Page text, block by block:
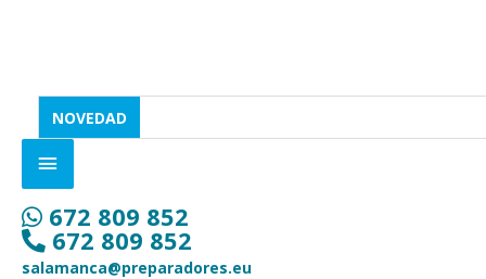
NOVEDAD
CABECERA
672 809 852
672 809 852
salamanca@preparadores.eu